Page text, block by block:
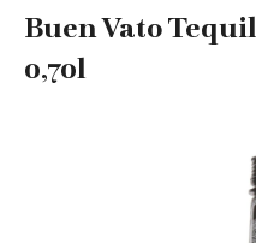
Buen Vato
0,70l